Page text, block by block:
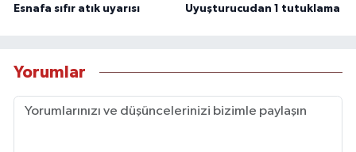
Esnafa sıfır atık uyarısı Uyuşturucudan 1 tutuklama
Yorumlar